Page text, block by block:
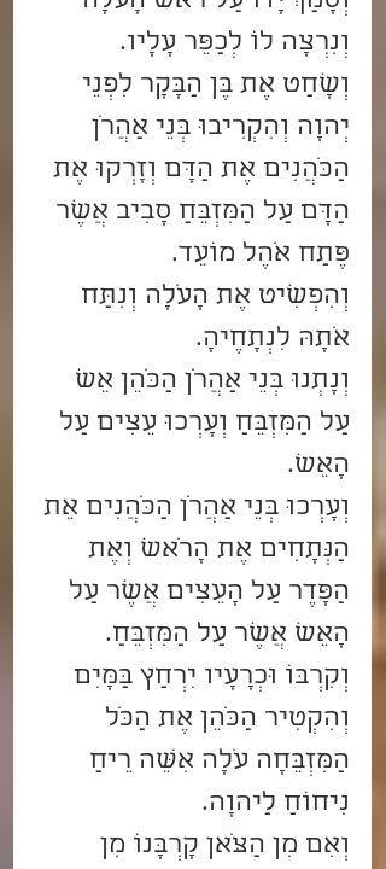
וְנִרְצָה לוֹ לְכַפֵּר עָלָיו.
וְשָׁחַט אֶת בֶּן הַבָּקָר לִפְנֵי
יְהוָה וְהִקְרִיבוּ בְּנֵי אַהֲרֹן
הַכֹּהֲנִים אֶת הַדָּם וְזָרְקוּ אֶת
הַדָּם עַל הַמִּזְבֵּחַ סָבִיב אֲשֶׁר
פֶּתַח אֹהֶל מוֹעֵד.
וְהִפְשִׁיט אֶת הָעֹלָה וְנִתַּח
אֹתָהּ לִנְתָחֶיהָ.
וְנָתְנוּ בְּנֵי אַהֲרֹן הַכֹּהֵן אֵשׁ
עַל הַמִּזְבֵּחַ וְעָרְכוּ עֵצִים עַל
הָאֵשׁ.
וְעָרְכוּ בְּנֵי אַהֲרֹן הַכֹּהֲנִים אֵת
הַנְּתָחִים אֶת הָרֹאשׁ וְאֶת
הַפָּדֶר עַל הָעֵצִים אֲשֶׁר עַל
הָאֵשׁ אֲשֶׁר עַל הַמִּזְבֵּחַ.
וְקִרְבּוֹ וּכְרָעָיו יִרְחַץ בַּמָּיִם
וְהִקְטִיר הַכֹּהֵן אֶת הַכֹּל
הַמִּזְבֵּחָה עֹלָה אִשֵּׁה רֵיחַ
נִיחוֹחַ לַיהוָה.
וְאִם מִן הַצֹּאן קָרְבָּנוֹ מִן